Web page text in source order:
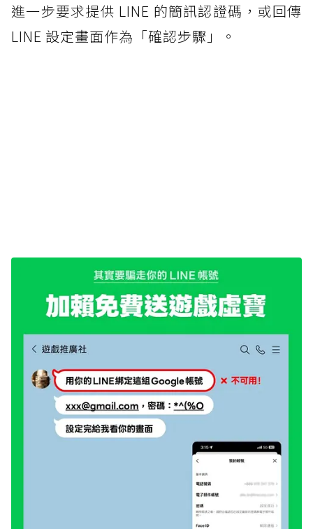
進一步要求提供 LINE 的簡訊認證碼，或回傳
LINE 設定畫面作為「確認步驟」。